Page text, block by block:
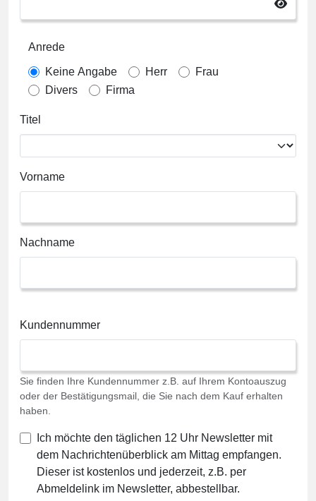
Anrede
Keine Angabe Herr
Frau
Divers
Firma
Titel
Vorname
Nachname
Kundennummer
Sie finden Ihre Kundennummer z.B. auf Ihrem Kontoauszug
oder der Bestätigungsmail, die Sie nach dem Kauf erhalten
haben.
Ich möchte den täglichen 12 Uhr Newsletter mit
dem Nachrichtenüberblick am Mittag empfangen.
Dieser ist kostenlos und jederzeit, z.B. per
Abmeldelink im Newsletter, abbestellbar.